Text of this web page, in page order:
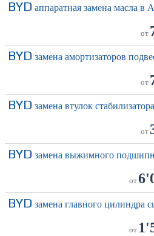
BYD аппаратная замена масла
от
BYD замена амортизаторов
от
BYD замена втулок стабилизатора
от
BYD замена выжимного
от
BYD замена главного цилиндра
от